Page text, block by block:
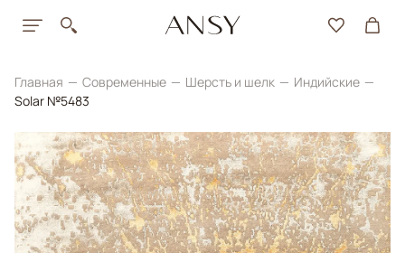
Главная Современные Шерсть и шелк
Индийские
Solar №5483